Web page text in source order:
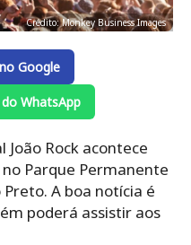
Crédito: Monkey Business Images
Google
WhatsApp
Rock acontece
Parque Permanente
A boa notícia é
poderá assistir aos